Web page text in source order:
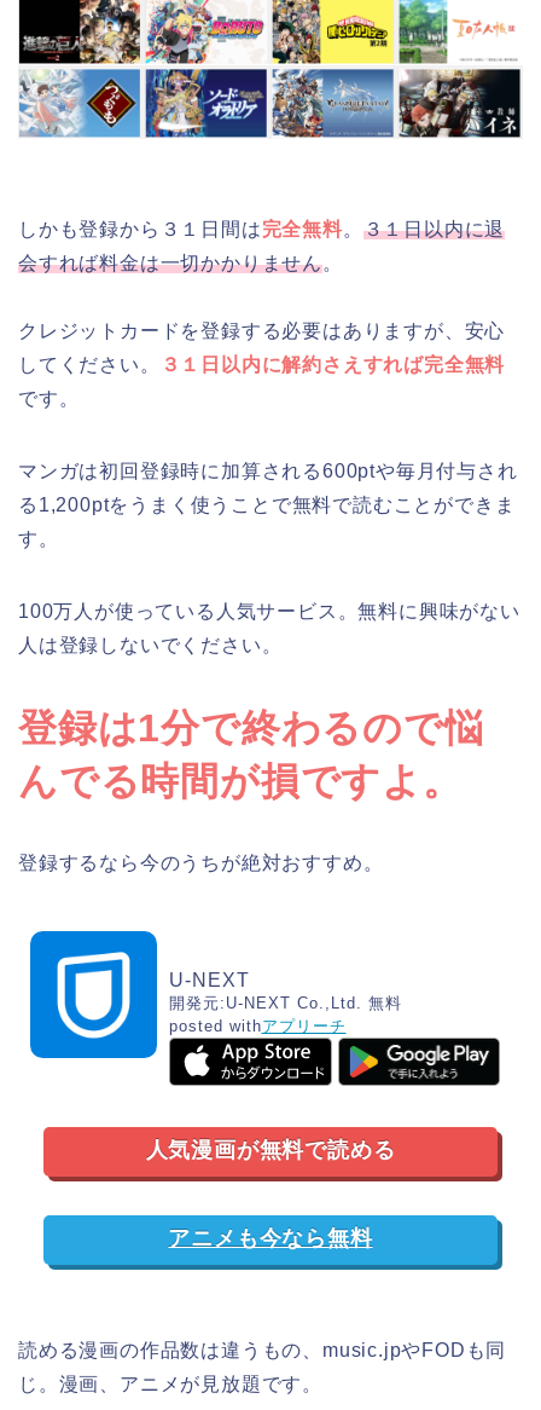
しかも登録から３１日間は完全無料。 ３１日以内に退
会すれば料金は一切かかりません。
クレジットカードを登録する必要はありますが、安心
してください。
３１日以内に解約さえすれば完全無料
です。
マンガは初回登録時に加算される600ptや毎月付与され
る1,200ptをうまく使うことで無料で読むことができま
す。
100万人が使っている人気サービス。無料に興味がない
人は登録しないでください。
登録は1分で終わるので悩
んでる時間が損ですよ。
登録するなら今のうちが絶対おすすめ。
U-NEXT
開発元: U-NEXT Co.,Ltd. 無料
posted withアプリーチ
人気漫画が無料で読める
アニメも今なら無料
読める漫画の作品数は違うもの、music.jpやFODも同
じ。漫画、アニメが見放題です。